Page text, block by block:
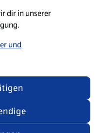
n
e
r
n
e
n
e
i
s
t
n
t
by ALDI SÜD
dir in unserer
und